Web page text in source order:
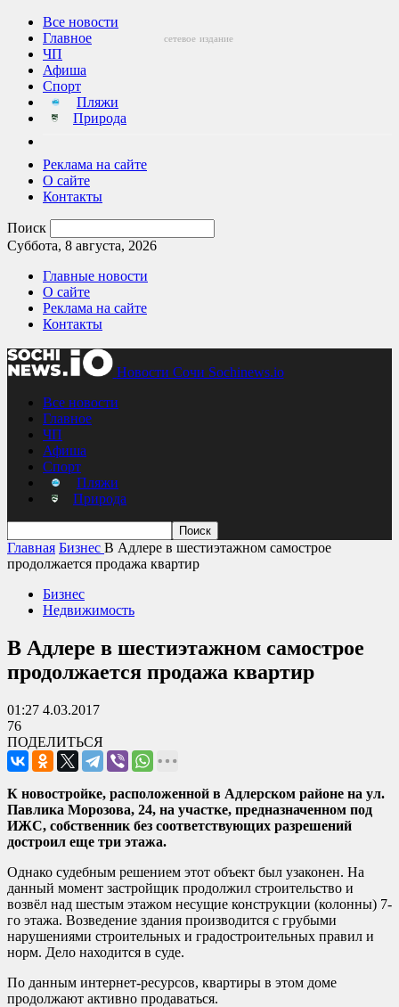
Все новости
Главное
ЧП
Афиша
Спорт
Пляжи
Природа
Реклама на сайте
О сайте
Контакты
Поиск
Суббота, 8 августа, 2026
Главные новости
О сайте
Реклама на сайте
Контакты
Новости Сочи Sochinews.io
сетевое издание
Все новости
Главное
ЧП
Афиша
Спорт
Пляжи
Природа
Главная Бизнес В Адлере в шестиэтажном самострое
продолжается продажа квартир
Бизнес
Недвижимость
В Адлере в шестиэтажном самострое
продолжается продажа квартир
01:27 4.03.2017
76
ПОДЕЛИТЬСЯ
К новостройке, расположенной в Адлерском районе на ул.
Павлика Морозова, 24, на участке, предназначенном под
ИЖС, собственник без соответствующих разрешений
достроил еще три этажа.
Однако судебным решением этот объект был узаконен. На
данный момент застройщик продолжил строительство и
возвёл над шестым этажом несущие конструкции (колонны) 7-
го этажа. Возведение здания производится с грубыми
нарушениями строительных и градостроительных правил и
норм. Дело находится в суде.
По данным интернет-ресурсов, квартиры в этом доме
продолжают активно продаваться.